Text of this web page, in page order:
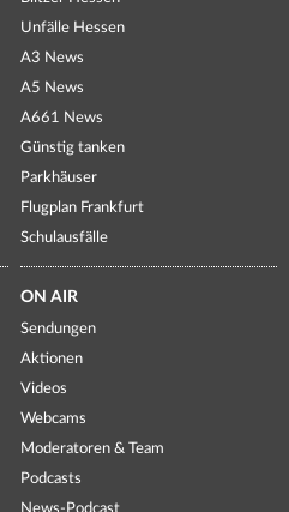
Unfälle Hessen
A3 News
A5 News
A661 News
Günstig tanken
Parkhäuser
Flugplan Frankfurt
Schulausfälle
ON AIR
Sendungen
Aktionen
Videos
Webcams
Moderatoren & Team
Podcasts